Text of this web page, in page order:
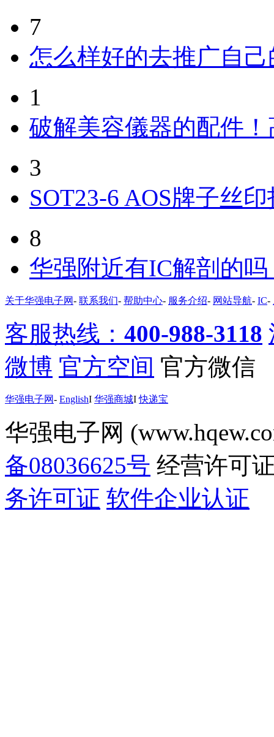
7
怎么样好的去推广自
1
破解美容儀器的配件
3
SOT23-6 AOS牌子丝
8
华强附近有IC解剖的
关于华强电子网- 联系我们- 帮助中心- 服务介绍- 网站导航- IC-
客服热线： 400-988-3118
微博 官方空间 官方微信
华强电子网- EnglishI 华强商城I快递宝
华强电子网
备08036625号 经营许可
务许可证 软件企业认证